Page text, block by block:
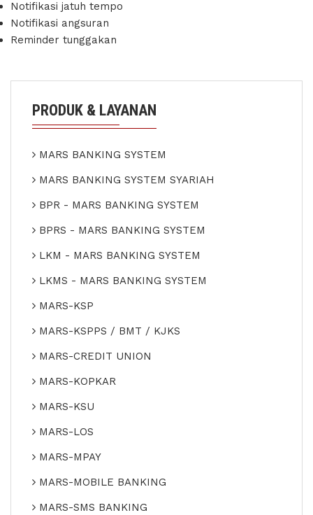
Notifikasi jatuh tempo
Notifikasi angsuran
Reminder tunggakan
PRODUK & LAYANAN
MARS BANKING SYSTEM
MARS BANKING SYSTEM SYARIAH
BPR - MARS BANKING SYSTEM
BPRS - MARS BANKING SYSTEM
LKM - MARS BANKING SYSTEM
LKMS - MARS BANKING SYSTEM
MARS-KSP
MARS-KSPPS / BMT / KJKS
MARS-CREDIT UNION
MARS-KOPKAR
MARS-KSU
MARS-LOS
MARS-MPAY
MARS-MOBILE BANKING
MARS-SMS BANKING